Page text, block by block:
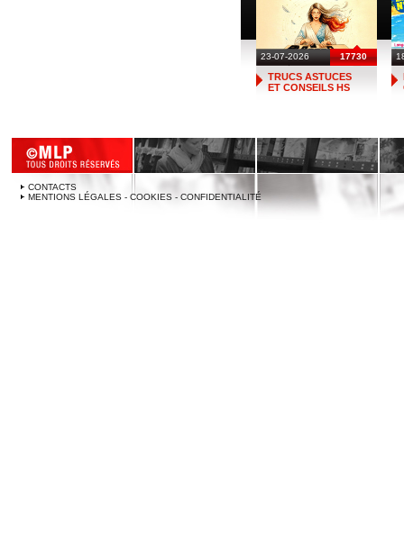
23-07-2026 17730
TRUCS ASTUCES
ET CONSEILS HS
CONTACTS
MENTIONS LÉGALES - COOKIES - CONFIDENTIALITÉ